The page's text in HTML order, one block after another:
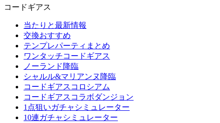
コードギアス
当たりと最新情報
交換おすすめ
テンプレパーティまとめ
ワンタッチコードギアス
ノーランド降臨
シャルル&マリアンヌ降臨
コードギアスコロシアム
コードギアスコラボダンジョン
1点狙いガチャシミュレーター
10連ガチャシミュレーター